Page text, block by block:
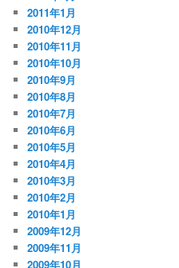
2011年1月
2010年12月
2010年11月
2010年10月
2010年9月
2010年8月
2010年7月
2010年6月
2010年5月
2010年4月
2010年3月
2010年2月
2010年1月
2009年12月
2009年11月
2009年10月